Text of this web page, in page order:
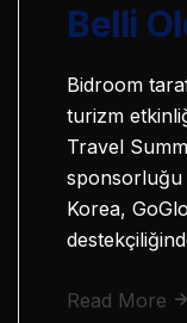
Belli
Bidroom
turizm
Travel
sponsorluğu
Korea,
Read More